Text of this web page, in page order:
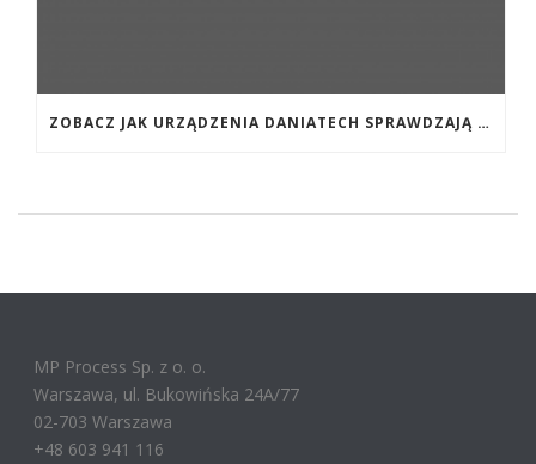
ZOBACZ JAK URZĄDZENIA DANIATECH SPRAWDZAJĄ SIĘ W PRAKTYCE.
MP Process Sp. z o. o.
Warszawa, ul. Bukowińska 24A/77
02-703 Warszawa
+48 603 941 116